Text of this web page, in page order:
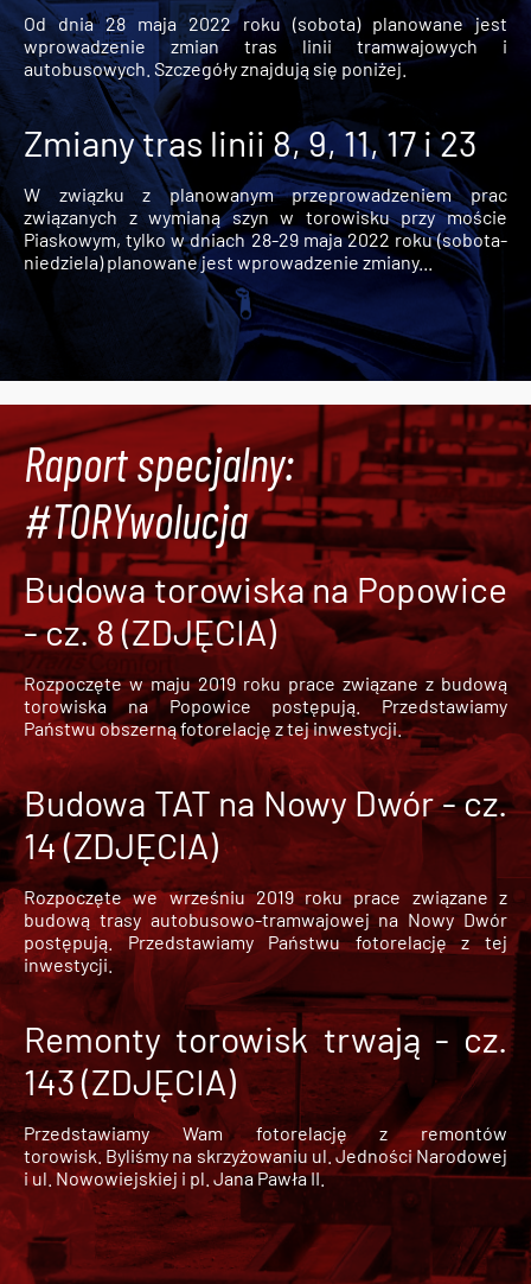
Od dnia 28 maja 2022 roku (sobota) planowane jest
wprowadzenie zmian tras linii tramwajowych i
autobusowych. Szczegóły znajdują się poniżej.
Zmiany tras linii 8, 9, 11, 17 i 23
W związku z planowanym przeprowadzeniem prac
związanych z wymianą szyn w torowisku przy moście
Piaskowym, tylko w dniach 28-29 maja 2022 roku (sobota-
niedziela) planowane jest wprowadzenie zmiany...
Raport specjalny:
#TORYwolucja
Budowa torowiska na Popowice
- cz. 8 (ZDJĘCIA)
Rozpoczęte w maju 2019 roku prace związane z budową
torowiska na Popowice
postępują. Przedstawiamy
Państwu obszerną fotorelację z tej inwestycji.
Budowa TAT na Nowy Dwór - cz.
14 (ZDJĘCIA)
Rozpoczęte we wrześniu 2019 roku prace związane z
budową trasy autobusowo-tramwajowej na Nowy Dwór
postępują. Przedstawiamy Państwu fotorelację z tej
inwestycji.
Remonty torowisk trwają - cz.
143 (ZDJĘCIA)
Przedstawiamy Wam fotorelację z remontów
torowisk. Byliśmy na skrzyżowaniu ul. Jedności Narodowej
i ul. Nowowiejskiej i pl. Jana Pawła II.